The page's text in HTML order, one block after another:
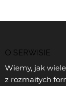
O SERWISIE
Wiemy, jak
z rozmaitych